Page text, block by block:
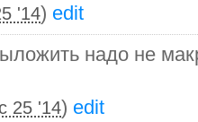
'14) edit
надо не
25 '14) edit